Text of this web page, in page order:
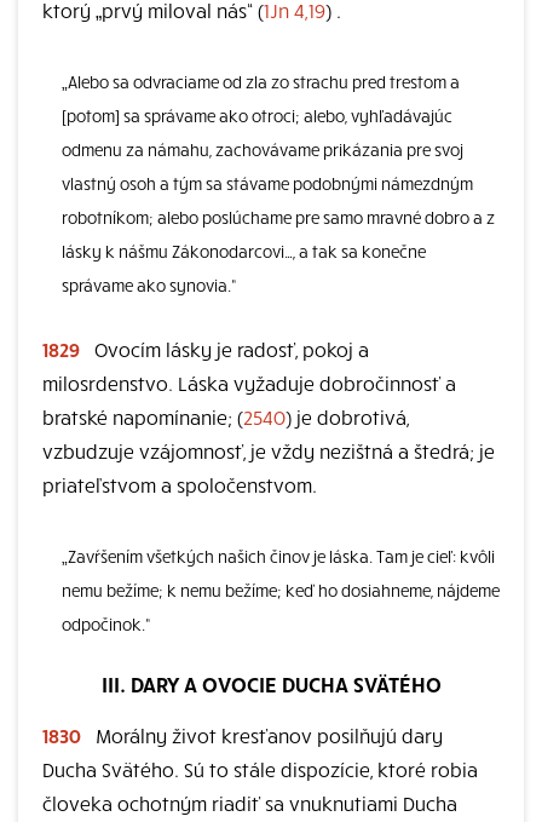
ktorý „prvý miloval nás“ (1Jn 4,19) .
„Alebo sa odvraciame od zla zo strachu pred trestom a
[potom] sa správame ako otroci; alebo, vyhľadávajúc
odmenu za námahu, zachovávame prikázania pre svoj
vlastný osoh a tým sa stávame podobnými námezdným
robotníkom; alebo poslúchame pre samo mravné dobro a z
lásky k nášmu Zákonodarcovi…, a tak sa konečne
správame ako synovia.“
1829 Ovocím lásky je radosť, pokoj a
milosrdenstvo. Láska vyžaduje dobročinnosť a
bratské napomínanie; (2540) je dobrotivá,
vzbudzuje vzájomnosť, je vždy nezištná a štedrá; je
priateľstvom a spoločenstvom.
„Zavŕšením všetkých našich činov je láska. Tam je cieľ: kvôli
nemu bežíme; k nemu bežíme; keď ho dosiahneme, nájdeme
odpočinok.“
III. DARY A OVOCIE DUCHA SVÄTÉHO
1830
Morálny život kresťanov posilňujú dary
Ducha Svätého. Sú to stále dispozície, ktoré robia
človeka ochotným riadiť sa vnuknutiami Ducha